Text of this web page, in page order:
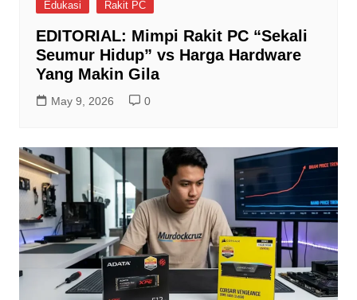
Edukasi Rakit PC
EDITORIAL: Mimpi Rakit PC “Sekali
Seumur Hidup” vs Harga Hardware
Yang Makin Gila
May 9, 2026 0